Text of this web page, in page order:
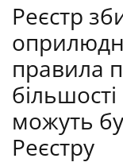
Реєстр
правила
більшості
можуть
Реєстру